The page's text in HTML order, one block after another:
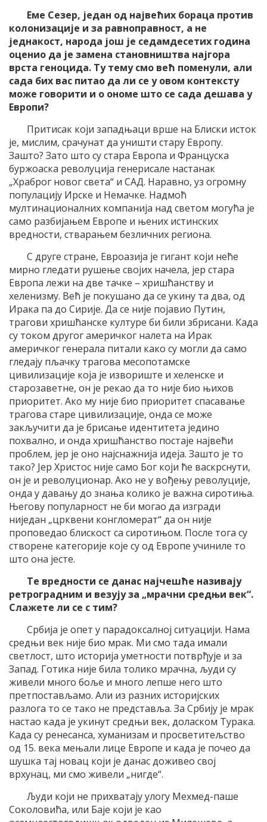
Еме Сезер, један од највећих бораца против
колонизације и за равноправност, а не
једнакост, народа још је седамдесетих година
оценио да је замена становништва најгора
врста геноцида. Ту тему смо већ поменули, али
сада бих вас питао да ли се у овом контексту
може говорити и о ономе што се сада дешава у
Европи?
Притисак који западњаци врше на Блиски исток
је, мислим, срачунат да уништи стару Европу.
Зашто? Зато што су стара Европа и Француска
буржоаска револуција генерисале настанак
„Храброг новог света“ и САД. Наравно, уз огромну
популацију Ирске и Немачке. Надмоћ
мултинационалних компанија над светом могућа је
само разбијањем Европе и њених истинских
вредности, стварањем безличних региона.
С друге стране, Евроазија је гигант који неће
мирно гледати рушење својих начела, јер стара
Европа лежи на две тачке – хришћанству и
хеленизму. Већ је покушано да се укину та два, од
Ирака па до Сирије. Да се није појавио Путин,
трагови хришћанске културе би били збрисани. Када
су током другог америчког налета на Ирак
америчког генерала питали како су могли да само
гледају пљачку трагова месопотамске
цивилизације која је извориште и хеленске и
старозаветне, он је рекао да то није био њихов
приоритет. Ако му није био приоритет спасавање
трагова старе цивилизације, онда се може
закључити да је брисање идентитета једино
похвално, и онда хришћанство постаје највећи
проблем, јер је оно најснажнија идеја. Зашто је то
тако? Јер Христос није само Бог који ће васкрснути,
он је и револуционар. Ако не у вођењу револуције,
онда у давању до знања колико је важна сиротиња.
Његову популарност не би могао да изгради
ниједан „црквени конгломерат“ да он није
проповедао блискост са сиротињом. После тога су
створене категорије које су од Европе учиниле то
што она јесте.
Те вредности се данас најчешће називају
ретроградним и везују за „мрачни средњи век“.
Слажете ли се с тим?
Србија је опет у парадоксалној ситуацији. Нама
средњи век није био мрак. Ми смо тада имали
светлост, што историја уметности потврђује и за
Запад. Готика није била толико мрачна, људи су
живели много боље и много лепше него што
претпостављамо. Али из разних историјских
разлога то се тако не представља. За Србију је мрак
настао када је укинут средњи век, доласком Турака.
Када су ренесанса, хуманизам и просветитељство
од 15. века мењали лице Европе и када је почео да
шушка тај новац који је данас доживео свој
врхунац, ми смо живели „нигде“.
Људи који не прихватају улогу Мехмед-паше
Соколовића, или Баје који је као